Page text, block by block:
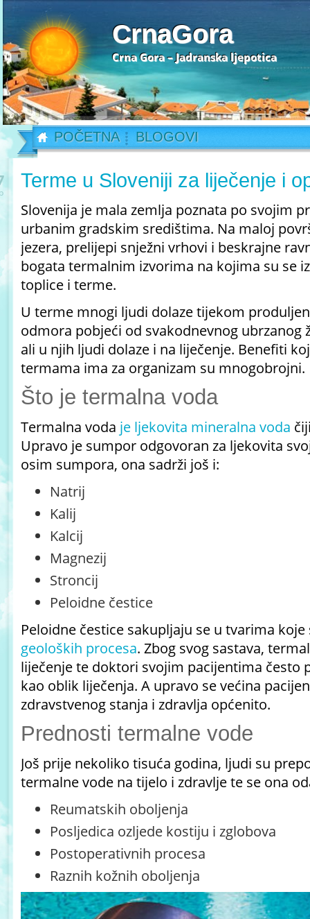
CrnaGora
Crna Gora – Jadranska ljepotica
POČETNA BLOGOVI
Terme u Sloveniji za liječenje i
Slovenija je mala zemlja poznata po svojim
urbanim gradskim središtima. Na maloj
jezera, prelijepi snježni vrhovi i beskrajne
bogata termalnim izvorima na kojima su se
toplice i terme.
U terme mnogi ljudi dolaze tijekom
odmora pobjeći od svakodnevnog ubrzanog
ali u njih ljudi dolaze i na liječenje. Benefiti
termama ima za organizam su mnogobrojni.
Što je termalna voda
Termalna voda je ljekovita mineralna voda
Upravo je sumpor odgovoran za ljekovita
osim sumpora, ona sadrži još i:
Natrij
Kalij
Kalcij
Magnezij
Stroncij
Peloidne čestice
Peloidne čestice sakupljaju se u tvarima
geoloških procesa. Zbog svog sastava,
liječenje te doktori svojim pacijentima često
kao oblik liječenja. A upravo se većina
zdravstvenog stanja i zdravlja općenito.
Prednosti termalne vode
Još prije nekoliko tisuća godina, ljudi su
termalne vode na tijelo i zdravlje te se ona
Reumatskih oboljenja
Posljedica ozljede kostiju i zglobova
Postoperativnih procesa
Raznih kožnih oboljenja